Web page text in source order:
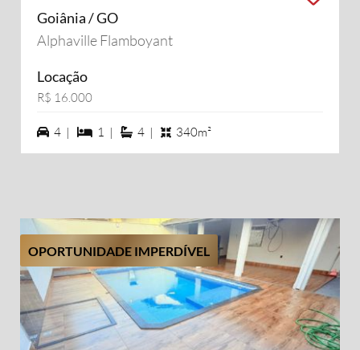
Goiânia / GO
Alphaville Flamboyant
Locação
R$ 16.000
4 vagas na garagem
4 | 1 dormiórios
1 | 4 suítes
4 | 340m²
OPORTUNIDADE IMPERDÍVEL